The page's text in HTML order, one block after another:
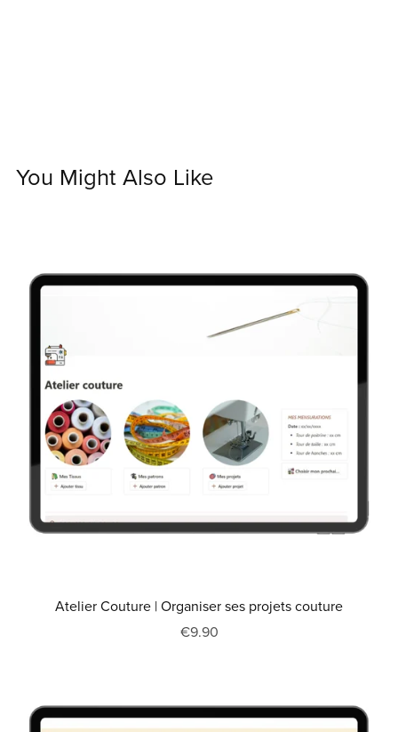
You Might Also Like
Atelier Couture | Organiser ses projets couture
€9.90